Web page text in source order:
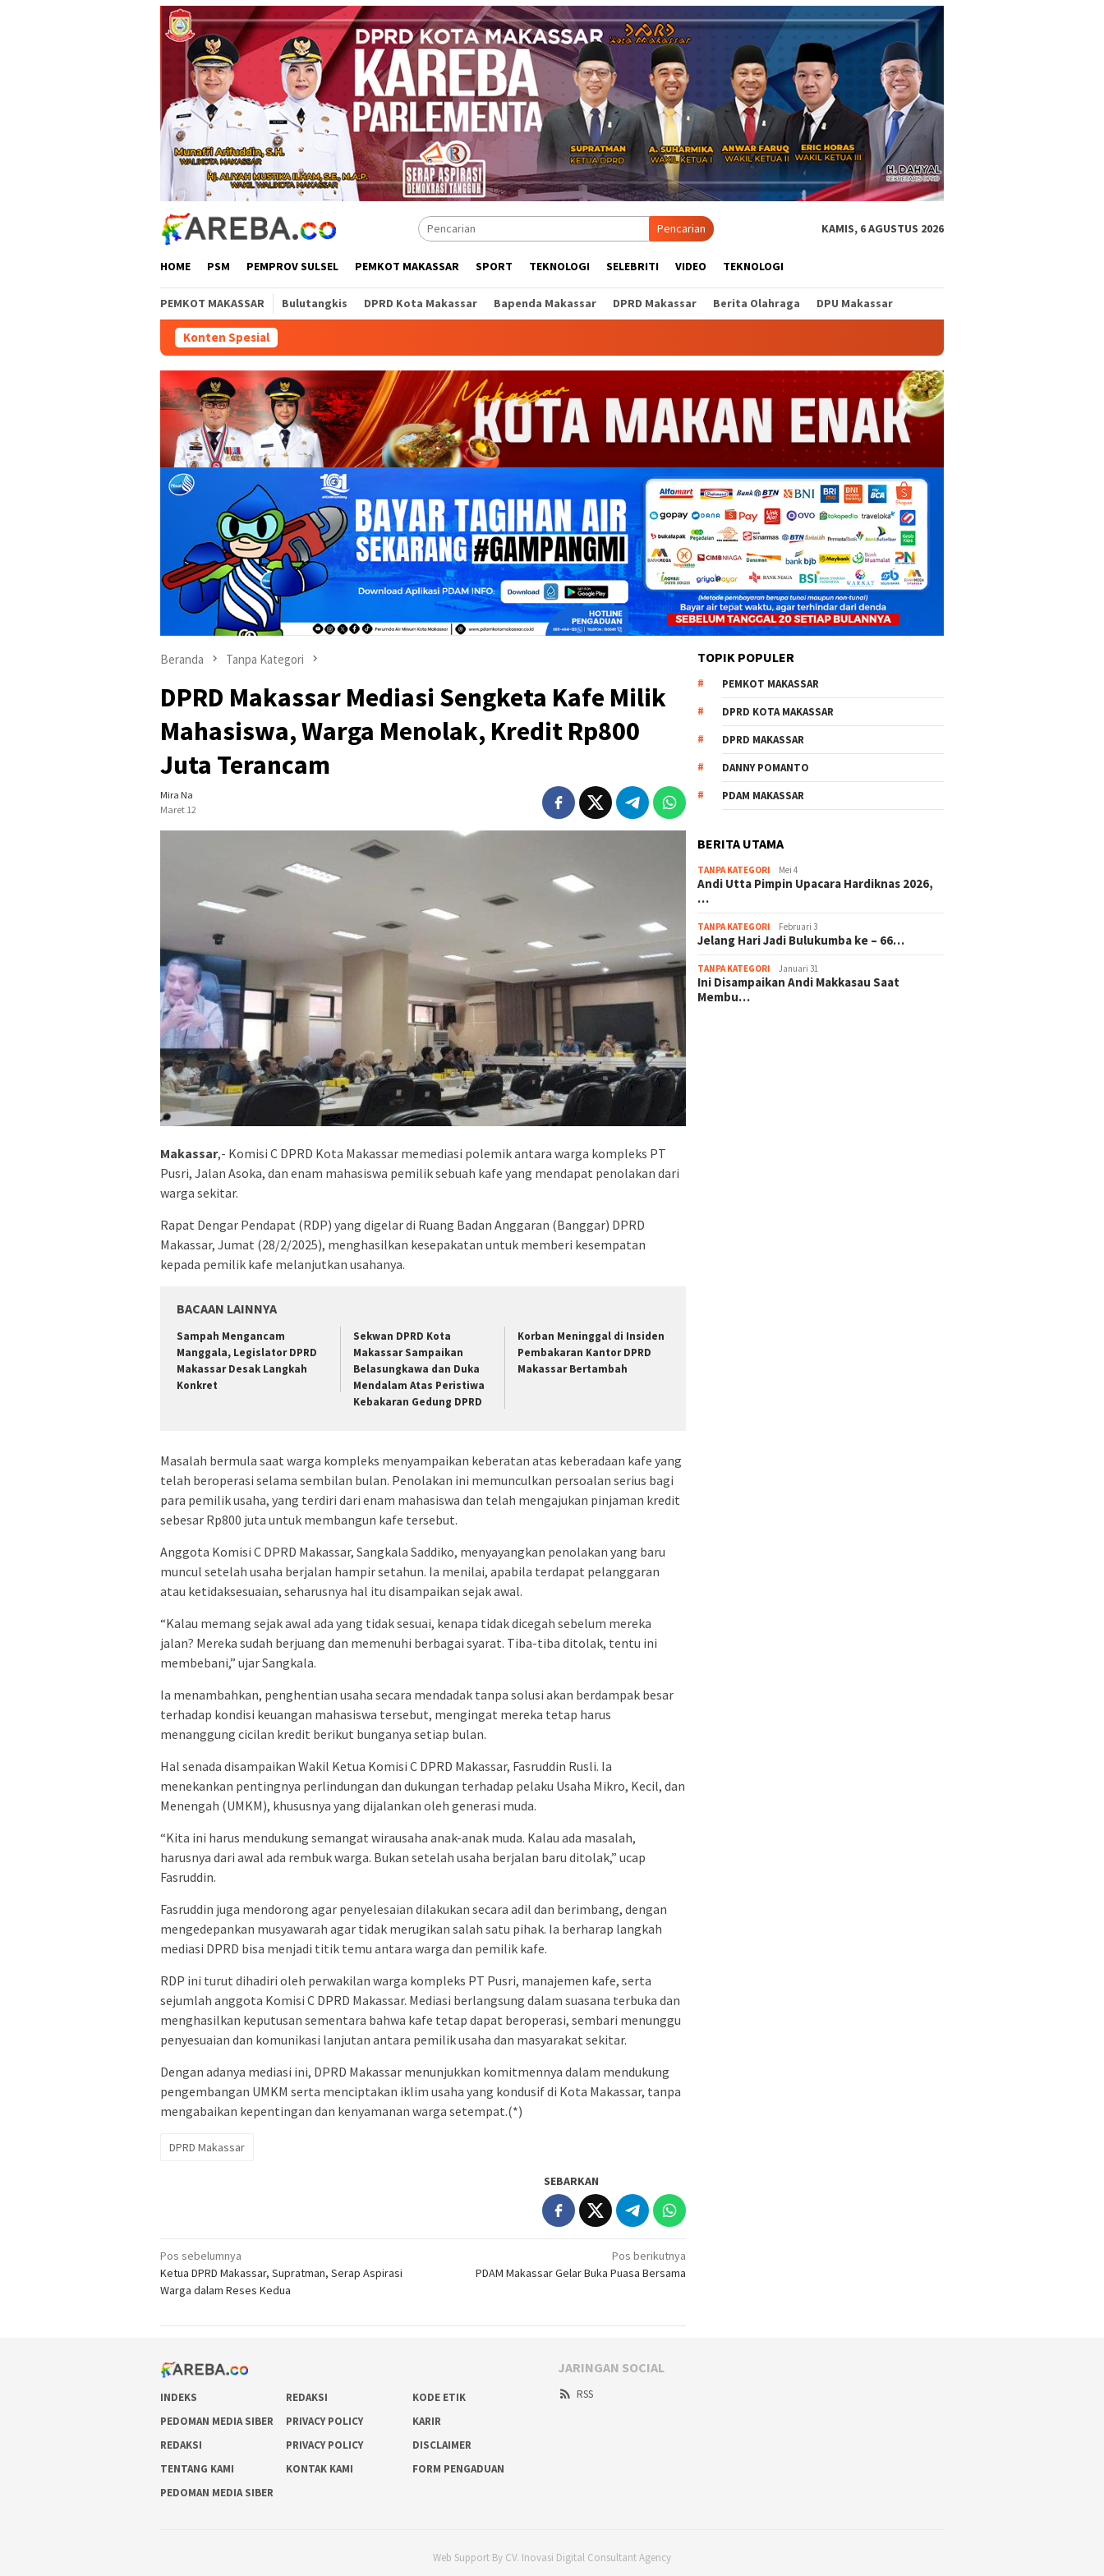
Pencarian KAMIS, 6 AGUSTUS 2026
HOME PSM PEMPROV SULSEL PEMKOT MAKASSAR SPORT TEKNOLOGI SELEBRITI VIDEO TEKNOLOGI
PEMKOT MAKASSAR Bulutangkis DPRD Kota Makassar Bapenda Makassar DPRD Makassar Berita Olahraga DPU Makassar
Konten Spesial
Beranda Tanpa Kategori
DPRD Makassar Mediasi Sengketa Kafe Milik
Mahasiswa, Warga Menolak, Kredit Rp800
Juta Terancam
Mira Na
Maret 12
Makassar,- Komisi C DPRD Kota Makassar memediasi polemik antara warga kompleks PT
Pusri, Jalan Asoka, dan enam mahasiswa pemilik sebuah kafe yang mendapat penolakan dari
warga sekitar.
Rapat Dengar Pendapat (RDP) yang digelar di Ruang Badan Anggaran (Banggar) DPRD
Makassar, Jumat (28/2/2025), menghasilkan kesepakatan untuk memberi kesempatan
kepada pemilik kafe melanjutkan usahanya.
BACAAN LAINNYA
Sampah Mengancam
Manggala, Legislator DPRD
Makassar Desak Langkah
Konkret
Sekwan DPRD Kota
Makassar Sampaikan
Belasungkawa dan Duka
Mendalam Atas Peristiwa
Kebakaran Gedung DPRD
Korban Meninggal di Insiden
Pembakaran Kantor DPRD
Makassar Bertambah
Masalah bermula saat warga kompleks menyampaikan keberatan atas keberadaan kafe yang
telah beroperasi selama sembilan bulan. Penolakan ini memunculkan persoalan serius bagi
para pemilik usaha, yang terdiri dari enam mahasiswa dan telah mengajukan pinjaman kredit
sebesar Rp800 juta untuk membangun kafe tersebut.
Anggota Komisi C DPRD Makassar, Sangkala Saddiko, menyayangkan penolakan yang baru
muncul setelah usaha berjalan hampir setahun. Ia menilai, apabila terdapat pelanggaran
atau ketidaksesuaian, seharusnya hal itu disampaikan sejak awal.
“Kalau memang sejak awal ada yang tidak sesuai, kenapa tidak dicegah sebelum mereka
jalan? Mereka sudah berjuang dan memenuhi berbagai syarat. Tiba-tiba ditolak, tentu ini
membebani,” ujar Sangkala.
Ia menambahkan, penghentian usaha secara mendadak tanpa solusi akan berdampak besar
terhadap kondisi keuangan mahasiswa tersebut, mengingat mereka tetap harus
menanggung cicilan kredit berikut bunganya setiap bulan.
Hal senada disampaikan Wakil Ketua Komisi C DPRD Makassar, Fasruddin Rusli. Ia
menekankan pentingnya perlindungan dan dukungan terhadap pelaku Usaha Mikro, Kecil, dan
Menengah (UMKM), khususnya yang dijalankan oleh generasi muda.
“Kita ini harus mendukung semangat wirausaha anak-anak muda. Kalau ada masalah,
harusnya dari awal ada rembuk warga. Bukan setelah usaha berjalan baru ditolak,” ucap
Fasruddin.
Fasruddin juga mendorong agar penyelesaian dilakukan secara adil dan berimbang, dengan
mengedepankan musyawarah agar tidak merugikan salah satu pihak. Ia berharap langkah
mediasi DPRD bisa menjadi titik temu antara warga dan pemilik kafe.
RDP ini turut dihadiri oleh perwakilan warga kompleks PT Pusri, manajemen kafe, serta
sejumlah anggota Komisi C DPRD Makassar. Mediasi berlangsung dalam suasana terbuka dan
menghasilkan keputusan sementara bahwa kafe tetap dapat beroperasi, sembari menunggu
penyesuaian dan komunikasi lanjutan antara pemilik usaha dan masyarakat sekitar.
Dengan adanya mediasi ini, DPRD Makassar menunjukkan komitmennya dalam mendukung
pengembangan UMKM serta menciptakan iklim usaha yang kondusif di Kota Makassar, tanpa
mengabaikan kepentingan dan kenyamanan warga setempat.(*)
DPRD Makassar
SEBARKAN
Navigasi
pos
Pos sebelumnya
Ketua DPRD Makassar, Supratman, Serap Aspirasi
Warga dalam Reses Kedua
Pos berikutnya
PDAM Makassar Gelar Buka Puasa Bersama
TOPIK POPULER
PEMKOT MAKASSAR
DPRD KOTA MAKASSAR
DPRD MAKASSAR
DANNY POMANTO
PDAM MAKASSAR
BERITA UTAMA
TANPA KATEGORI Mei 4
Andi Utta Pimpin Upacara Hardiknas 2026,
…
TANPA KATEGORI Februari 3
Jelang Hari Jadi Bulukumba ke – 66…
TANPA KATEGORI Januari 31
Ini Disampaikan Andi Makkasau Saat
Membu…
INDEKS REDAKSI
KODE ETIK
PEDOMAN MEDIA SIBER
PRIVACY POLICY
KARIR
REDAKSI
PRIVACY POLICY
DISCLAIMER
TENTANG KAMI
KONTAK KAMI
FORM PENGADUAN
PEDOMAN MEDIA SIBER
JARINGAN SOCIAL
RSS
Web Support By CV. Inovasi Digital Consultant Agency